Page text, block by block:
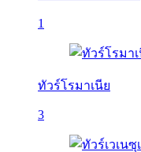
1
ทัวร์โรมาเนีย
3